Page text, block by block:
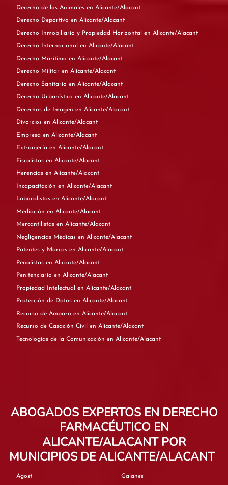
Derecho de los Animales en Alicante/Alacant
Derecho Deportivo en Alicante/Alacant
Derecho Inmobiliario y Propiedad Horizontal en Alicante/Alacant
Derecho Internacional en Alicante/Alacant
Derecho Marítimo en Alicante/Alacant
Derecho Militar en Alicante/Alacant
Derecho Sanitario en Alicante/Alacant
Derecho Urbanístico en Alicante/Alacant
Derechos de Imagen en Alicante/Alacant
Divorcios en Alicante/Alacant
Empresa en Alicante/Alacant
Extranjería en Alicante/Alacant
Fiscalistas en Alicante/Alacant
Herencias en Alicante/Alacant
Incapacitación en Alicante/Alacant
Laboralistas en Alicante/Alacant
Mediación en Alicante/Alacant
Mercantilistas en Alicante/Alacant
Negligencias Médicas en Alicante/Alacant
Patentes y Marcas en Alicante/Alacant
Penalistas en Alicante/Alacant
Penitenciario en Alicante/Alacant
Propiedad Intelectual en Alicante/Alacant
Protección de Datos en Alicante/Alacant
Recurso de Amparo en Alicante/Alacant
Recurso de Casación Civil en Alicante/Alacant
Tecnologías de la Comunicación en Alicante/Alacant
ABOGADOS EXPERTOS EN DERECHO
FARMACÉUTICO EN
ALICANTE/ALACANT POR
MUNICIPIOS DE ALICANTE/ALACANT
Agost Gaianes